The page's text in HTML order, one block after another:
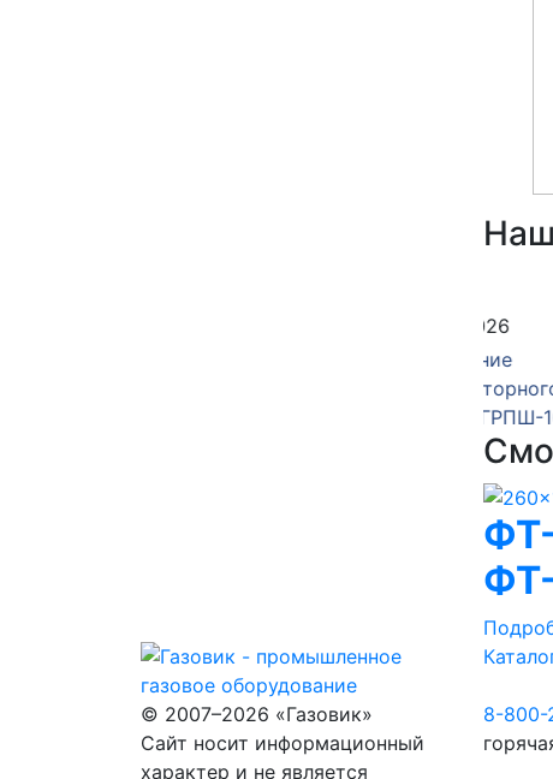
06
© 2007–2026 «Газовик»
Сайт носит информационный
характер и не является
8-800-